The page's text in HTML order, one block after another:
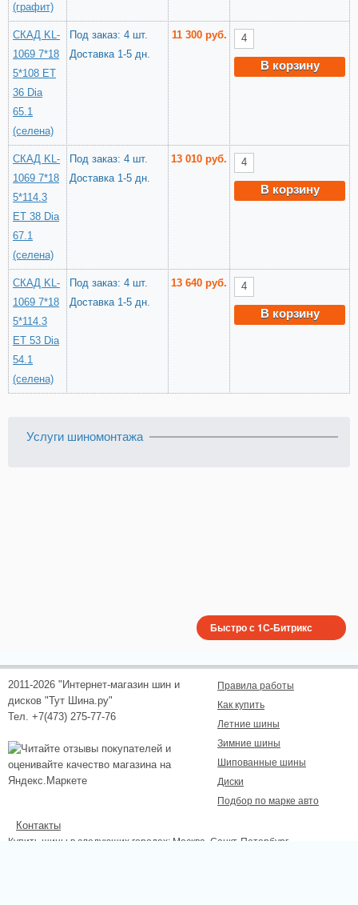
(графит)
СКАД KL-
1069 7*18
5*108 ET
36 Dia
65.1
(селена)
Под заказ: 4 шт.
Доставка 1-5 дн.
11 300 руб.
В корзину
СКАД KL-
1069 7*18
5*114.3
ET 38 Dia
67.1
(селена)
Под заказ: 4 шт.
Доставка 1-5 дн.
13 010 руб.
В корзину
СКАД KL-
1069 7*18
5*114.3
ET 53 Dia
54.1
(селена)
Под заказ: 4 шт.
Доставка 1-5 дн.
13 640 руб.
В корзину
Услуги шиномонтажа
2011-2026 "Интернет-магазин шин и
дисков "Тут Шина.ру"
Тел. +7(473) 275-77-76
Правила работы
Как купить
Летние шины
Зимние шины
Шипованные шины
Диски
Подбор по марке авто
Контакты
Купить шины в следующих городах: Москва , Санкт-Петербург,
Быстро с 1С-Битрикс